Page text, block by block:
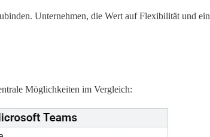
Unternehmen, die Wert auf Flexibilität und
Möglichkeiten im Vergleich: